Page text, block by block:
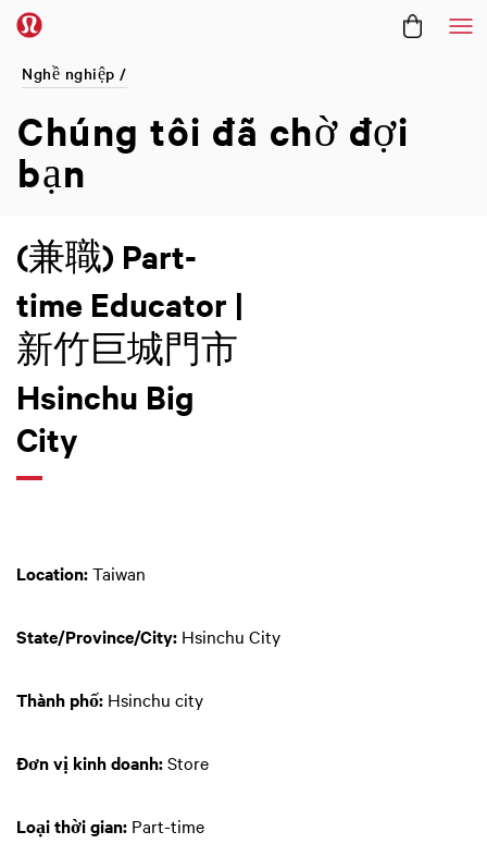
Nghề nghiệp /
Chúng tôi đã chờ đợi
bạn
(兼職) Part-
time Educator |
新竹巨城門市
Hsinchu Big
City
Location:Taiwan
State/Province/City: Hsinchu City
Thành phố: Hsinchu city
Đơn vị kinh doanh:Store
Loại thời gian: Part-time